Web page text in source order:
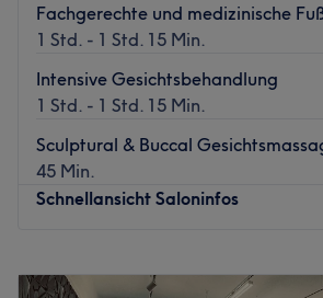
Fachgerechte und medizinische
1 Std. - 1 Std. 15 Min.
Intensive Gesichtsbehandlung
1 Std. - 1 Std. 15 Min.
Sculptural & Buccal
45 Min.
Schnellansicht Saloninfos
Dienstag